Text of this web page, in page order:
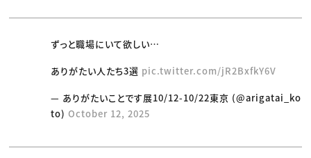
ずっと職場にいて欲しい…
ありがたい人たち3選 pic.twitter.com/jR2BxfkY6V
— ありがたいことです展10/12-10/22東京 (@arigatai_ko
to) October 12, 2025